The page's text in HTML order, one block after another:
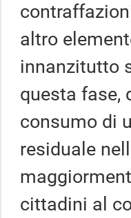
altro
innanzitutto
questa fase,
consumo di
residuale
cittadini al